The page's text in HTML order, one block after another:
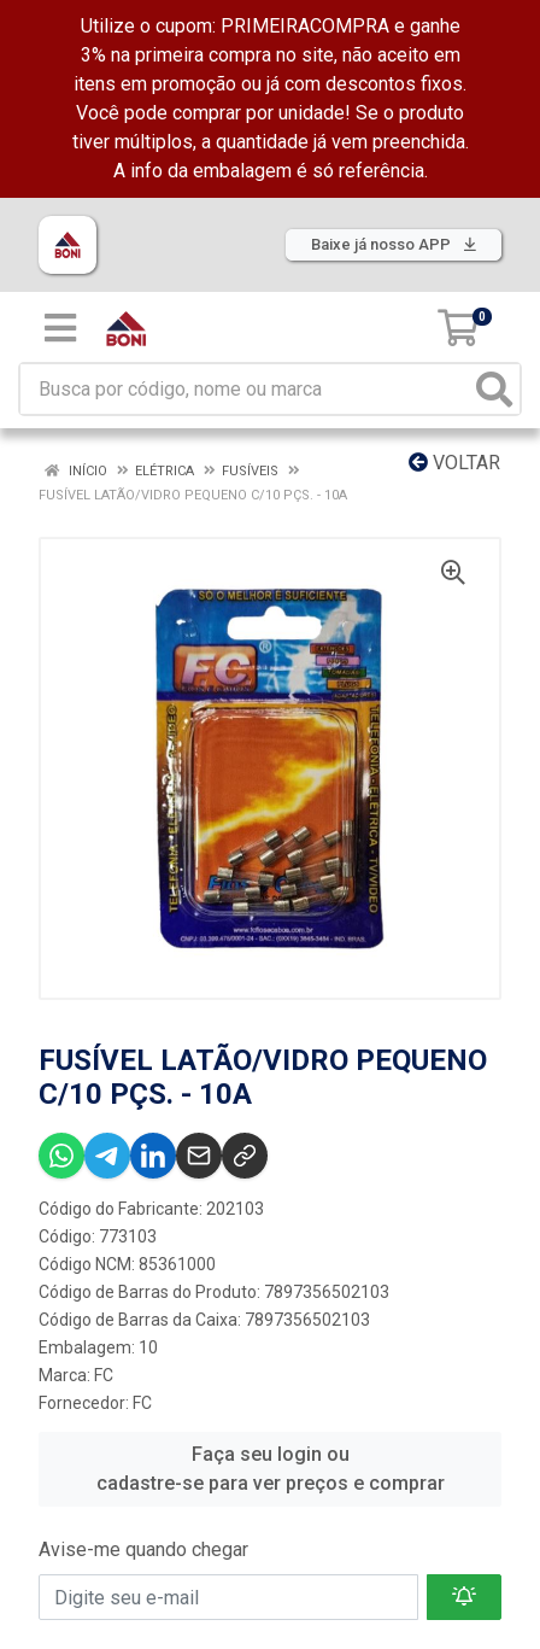
Utilize o cupom: PRIMEIRACOMPRA e ganhe
3% na primeira compra no site, não aceito em
itens em promoção ou já com descontos fixos.
Você pode comprar por unidade! Se o produto
tiver múltiplos, a quantidade já vem preenchida.
A info da embalagem é só referência.
Baixe já nosso APP
0
VOLTAR
INÍCIO ELÉTRICA
FUSÍVEIS
FUSÍVEL LATÃO/VIDRO PEQUENO C/10 PÇS. - 10A
FUSÍVEL LATÃO/VIDRO PEQUENO
C/10 PÇS. - 10A
Código do Fabricante: 202103
Código: 773103
Código NCM: 85361000
Código de Barras do Produto: 7897356502103
Código de Barras da Caixa: 7897356502103
Embalagem: 10
Marca: FC
Fornecedor: FC
Faça seu login ou
cadastre-se para ver preços e comprar
Avise-me quando chegar